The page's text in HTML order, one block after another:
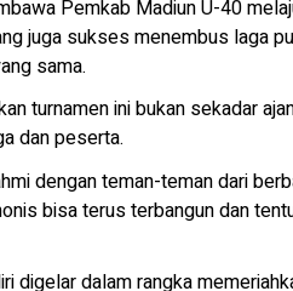
Pemkab Madiun U-40
juga sukses menembus laga
sama.
turnamen ini bukan sekadar
dan peserta.
dengan teman-teman dari
bisa terus terbangun dan
digelar dalam rangka